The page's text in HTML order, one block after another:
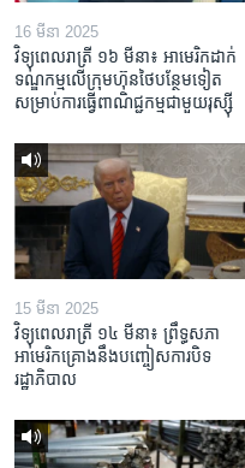
16 មីនា 2025
វិទ្យុពេលរាត្រី ១៦ មីនា៖ អាមេរិក​ដាក់​
ទណ្ឌកម្ម​លើ​ក្រុមហ៊ុន​ថៃ​បន្ថែម​ទៀត​
សម្រាប់​ការ​ធ្វើ​ពាណិជ្ជកម្ម​ជាមួយ​រុស្ស៊ី
15 មីនា 2025
វិទ្យុពេលរាត្រី ១៤ មីនា៖ ព្រឹទ្ធសភា
អាមេរិកគ្រោងនឹងបញ្ចៀសការបិទ
រដ្ឋាភិបាល